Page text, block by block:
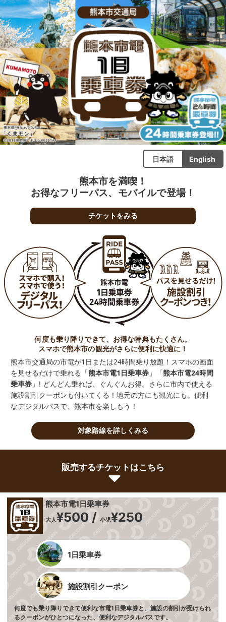
日本語 English
熊本市を満喫！
お得なフリーパス、モバイルで登場！
チケットをみる
何度も乗り降りできて、お得な特典もたくさん。
スマホで熊本市の観光がさらに便利に快適に！
熊本市交通局の市電が1日または24時間乗り放題！スマホの画面
を見せるだけで乗れる「熊本市電1日乗車券 」「熊本市電24時間
乗車券 」! どんどん乗れば、ぐんぐんお得。さらに市内で使える
施設割引クーポンも付いてくる！地元の方にも観光にも。便利
なデジタルパスで、熊本市を楽しもう！
対象路線を詳しくみる
販売するチケットはこちら
熊本市電1日乗車券
大人¥500 /小児¥250
1日乗車券
施設割引クーポン
何度でも乗り降りできて便利な市電1日乗車券と、施設の割引が受けられ
るクーポンがひとつになった、便利なデジタルパスです。